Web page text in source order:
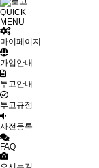
QUICK
MENU
마이페이지
가입안내
투고안내
투고규정
사전등록
FAQ